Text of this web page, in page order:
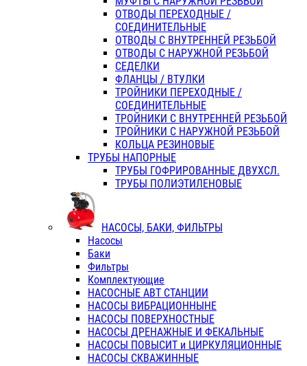
ОТВОДЫ ПЕРЕХОДНЫЕ /
СОЕДИНИТЕЛЬНЫЕ
ОТВОДЫ С ВНУТРЕННЕЙ РЕЗЬБОЙ
ОТВОДЫ С НАРУЖНОЙ РЕЗЬБОЙ
СЕДЕЛКИ
ФЛАНЦЫ / ВТУЛКИ
ТРОЙНИКИ ПЕРЕХОДНЫЕ /
СОЕДИНИТЕЛЬНЫЕ
ТРОЙНИКИ С ВНУТРЕННЕЙ РЕЗЬБОЙ
ТРОЙНИКИ С НАРУЖНОЙ РЕЗЬБОЙ
КОЛЬЦА РЕЗИНОВЫЕ
ТРУБЫ НАПОРНЫЕ
ТРУБЫ ГОФРИРОВАННЫЕ ДВУХСЛ.
ТРУБЫ ПОЛИЭТИЛЕНОВЫЕ
НАСОСЫ, БАКИ, ФИЛЬТРЫ
Насосы
Баки
Фильтры
Комплектующие
НАСОСНЫЕ АВТ СТАНЦИИ
НАСОСЫ ВИБРАЦИОННЫНЕ
НАСОСЫ ПОВЕРХНОСТНЫЕ
НАСОСЫ ДРЕНАЖНЫЕ И ФЕКАЛЬНЫЕ
НАСОСЫ ПОВЫСИТ и ЦИРКУЛЯЦИОННЫЕ
НАСОСЫ СКВАЖИННЫЕ